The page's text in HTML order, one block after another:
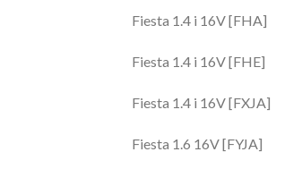
Fiesta 1.4 i 16V [FHA]
Fiesta 1.4 i 16V [FHE]
Fiesta 1.4 i 16V [FXJA]
Fiesta 1.6 16V [FYJA]